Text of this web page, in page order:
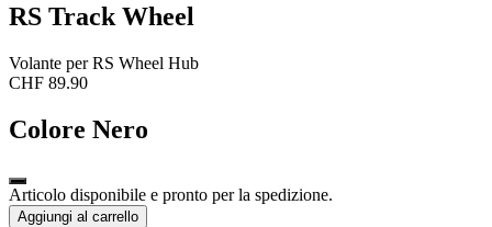
RS Track Wheel
Volante per RS Wheel Hub
CHF 89.90
Colore Nero
Articolo disponibile e pronto per la spedizione.
Aggiungi al carrello